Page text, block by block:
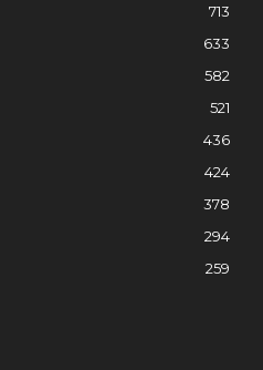
713
633
582
521
436
424
378
294
259